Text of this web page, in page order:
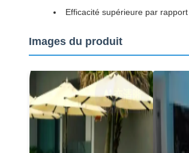
Efficacité supérieure par
Images du produit